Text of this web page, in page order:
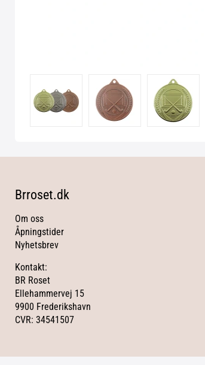
Brroset.dk
Om oss
Åpningstider
Nyhetsbrev
Kontakt:
BR Roset
Ellehammervej 15
9900 Frederikshavn
CVR: 34541507